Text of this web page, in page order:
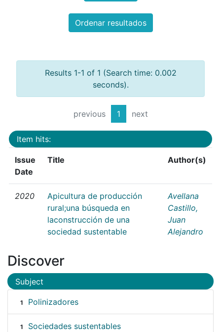
Ordenar resultados
Results 1-1 of 1 (Search time: 0.002
seconds).
previous 1 next
Item hits:
Issue
Date
Title Author(s)
2020
Apicultura de producción
rural;una búsqueda en
laconstrucción de una
sociedad sustentable
Avellana
Castillo,
Juan
Alejandro
Discover
Subject
1 Polinizadores
1 Sociedades sustentables